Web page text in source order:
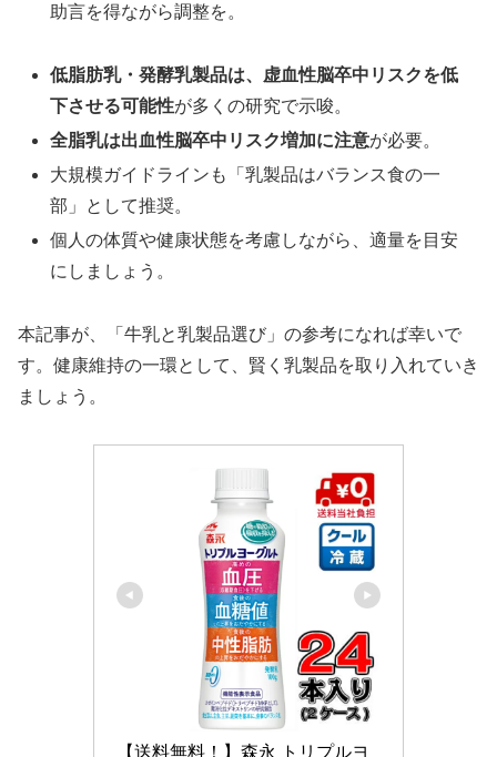
助言を得ながら調整を。
低脂肪乳・発酵乳製品は、虚血性脳卒中リスクを低
下させる可能性が多くの研究で示唆。
全脂乳は出血性脳卒中リスク増加に注意が必要。
大規模ガイドラインも「乳製品はバランス食の一
部」として推奨。
個人の体質や健康状態を考慮しながら、適量を目安
にしましょう。
本記事が、「牛乳と乳製品選び」の参考になれば幸いで
す。健康維持の一環として、賢く乳製品を取り入れていき
ましょう。
【送料無料！】森永 トリプルヨ